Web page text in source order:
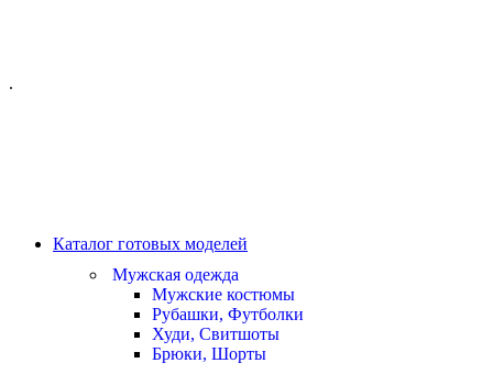
.
Каталог готовых моделей
Мужская одежда
Мужские костюмы
Рубашки, Футболки
Худи, Свитшоты
Брюки, Шорты